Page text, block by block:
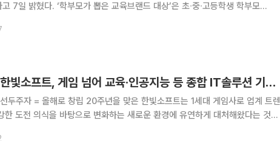
7일 밝혔다. ‘학부모가 뽑은 교육브랜드 대상’은 초∙중∙고등학생 학부모
이’는 학습자가 중심이 되는 ‘눈높이
[게임쏙쏙] ⑰ 한빛소프트, 게임 넘어 교육·인공지능 등 종합 IT솔루션 기업 도약 중
두주자 = 올해로 창립 20주년을 맞은 한빛소프트는 1세대 게임사로 업계 트렌
한 도전 의식을 바탕으로 변화하는 새로운 환경에 유연하게 대처해왔다는 것이